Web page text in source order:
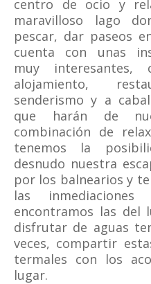
centro de ocio y
maravilloso lago
pescar, dar paseos
cuenta con unas
muy
alojamiento,
senderismo y a
que harán de
combinación de
tenemos la
desnudo nuestra
por los balnearios y
las
encontramos las del
disfrutar de aguas
veces, compartir
termales con los
lugar.